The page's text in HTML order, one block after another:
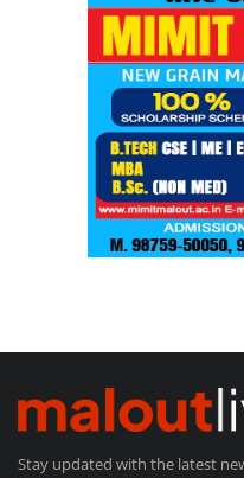
Stay updated with the latest